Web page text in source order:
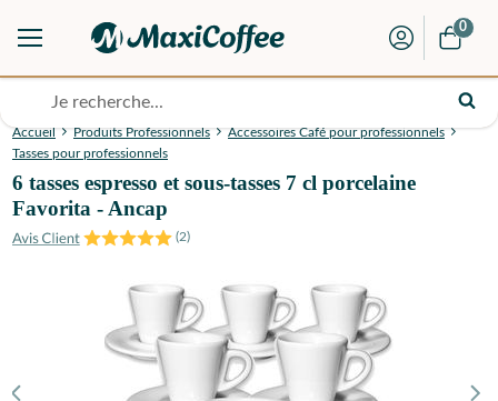
0
Accueil Produits Professionnels
Accessoires Café pour professionnels
Tasses pour professionnels
6 tasses espresso et sous-tasses 7 cl porcelaine
Favorita - Ancap
(2)